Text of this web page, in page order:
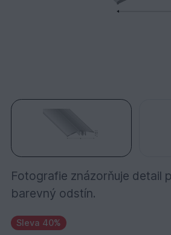
Fotografie znázorňuje detail
barevný odstín.
Sleva 40%